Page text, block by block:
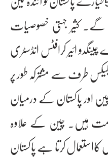
کثیر جہتی خصوصیات
ائیر کرافٹس انڈسٹری
طرف سے مشترکہ طور پر
اور پاکستان کے درمیان
ہیں۔ چین کے علاوہ
کرتا ہے پاکستان